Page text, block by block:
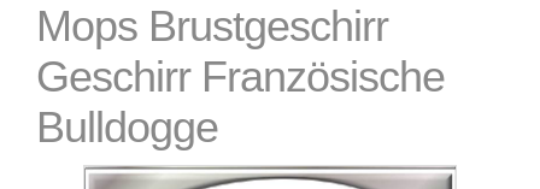
Mops Brustgeschirr
Geschirr Französische
Bulldogge